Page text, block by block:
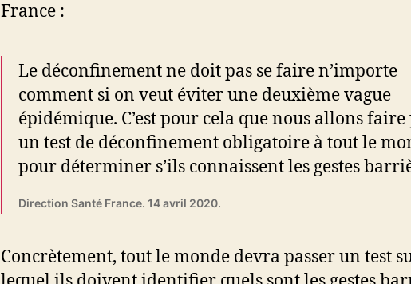
France :
Le déconfinement ne doit pas se faire n’importe
comment si on veut éviter une deuxième vague
épidémique. C’est pour cela que nous allons faire
un test de déconfinement obligatoire à tout le
pour déterminer s’ils connaissent les gestes
Direction Santé France. 14 avril 2020.
Concrètement, tout le monde devra passer un test